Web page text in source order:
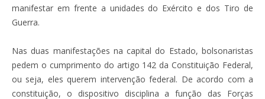
manifestar em frente a unidades do Exército e dos Tiro de
Guerra.
Nas duas manifestações na capital do Estado, bolsonaristas
pedem o cumprimento do artigo 142 da Constituição Federal,
ou seja, eles querem intervenção federal. De acordo com a
constituição, o dispositivo disciplina a função das Forças